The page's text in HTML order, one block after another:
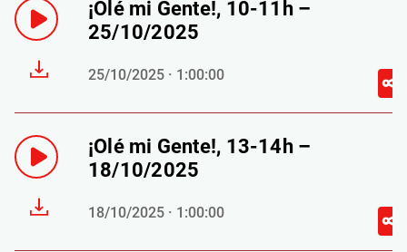
¡Olé mi Gente!, 10-11h –
25/10/2025
25/10/2025 · 1:00:00
¡Olé mi Gente!, 13-14h –
18/10/2025
18/10/2025 · 1:00:00